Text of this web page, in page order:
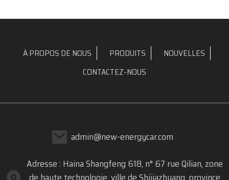
À PROPOS DE NOUS PRODUITS
NOUVELLES
CONTACTEZ-NOUS
admin@new-energycar.com
Adresse : Haina Shangfeng 618, n° 67 rue Qilian, zone